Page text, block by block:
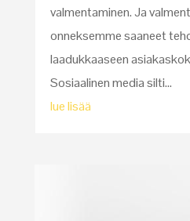
valmentaminen. Ja
onneksemme saaneet
laadukkaaseen
Sosiaalinen media silti...
lue lisää